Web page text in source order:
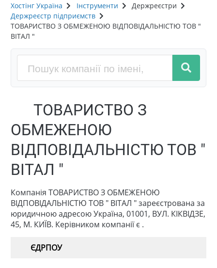
Хостінг Україна Інструменти
Держреєстри
Держреєстр підприємств
ТОВАРИСТВО З ОБМЕЖЕНОЮ ВІДПОВІДАЛЬНІСТЮ ТОВ "
ВІТАЛ "
ТОВАРИСТВО З
ОБМЕЖЕНОЮ
ВІДПОВІДАЛЬНІСТЮ ТОВ "
ВІТАЛ "
Компанія ТОВАРИСТВО З ОБМЕЖЕНОЮ
ВІДПОВІДАЛЬНІСТЮ ТОВ " ВІТАЛ " зареєстрована за
юридичною адресою Україна, 01001, ВУЛ. КІКВІДЗЕ,
45, М. КИЇВ. Керівником компанії є .
ЄДРПОУ